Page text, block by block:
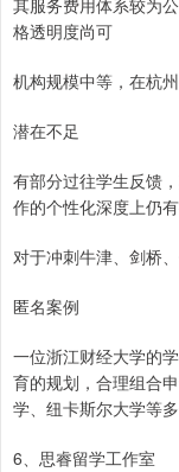
其服务费用体系较为
格透明度尚可
机构规模中等，在杭
潜在不足
有部分过往学生反馈
作的个性化深度上仍
对于冲刺牛津、剑桥
匿名案例
一位浙江财经大学的
育的规划，合理组合
学、纽卡斯尔大学等
6、思睿留学工作室